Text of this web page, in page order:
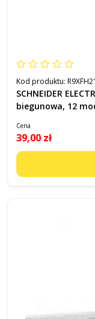
Kod produktu:
SCHNEIDER
biegunowa, 12
Cena
39,00 zł